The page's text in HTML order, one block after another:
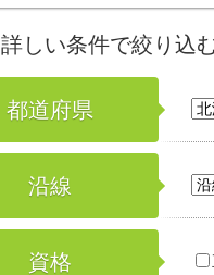
詳しい条件で絞り込
都道府県
沿線
資格